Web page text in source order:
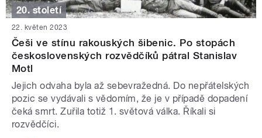
20. století
22. květen 2023
Češi ve stínu rakouských šibenic. Po stopách
československých rozvědčíků pátral Stanislav
Motl
Jejich odvaha byla až sebevražedná. Do nepřátelských
pozic se vydávali s vědomím, že je v případě dopadení
čeká smrt. Zuřila totiž 1. světová válka. Říkali si
rozvědčíci.